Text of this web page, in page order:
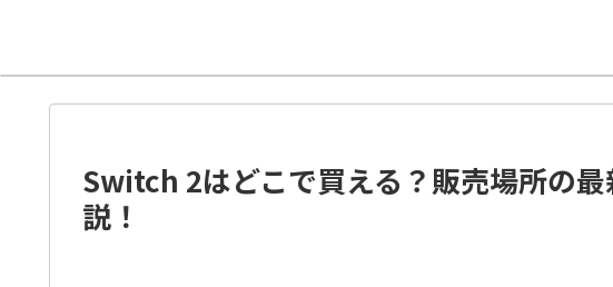
Switch 2はどこで買える？販売場所の
説！